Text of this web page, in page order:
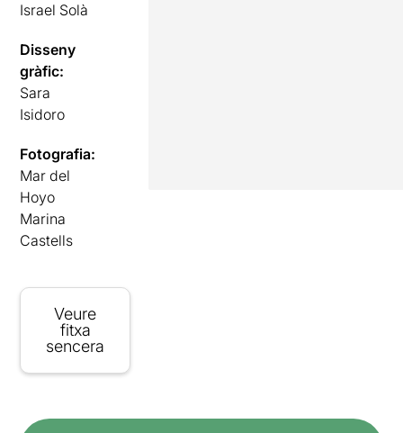
Israel Solà
Disseny
gràfic:
Sara
Isidoro
Fotografia:
Mar del
Hoyo
Marina
Castells
Veure
fitxa
sencera